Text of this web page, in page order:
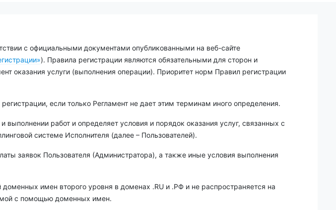
с официальными документами опубликованными на веб-сайте
). Правила регистрации являются обязательными для сторон и
оказания услуги (выполнения операции). Приоритет норм Правил регистрации
если только Регламент не дает этим терминам иного определения.
работ и определяет условия и порядок оказания услуг, связанных с
системе Исполнителя (далее – Пользователей).
заявок Пользователя (Администратора), а также иные условия выполнения
имен второго уровня в доменах .RU и .РФ и не распространяется на
с помощью доменных имен.